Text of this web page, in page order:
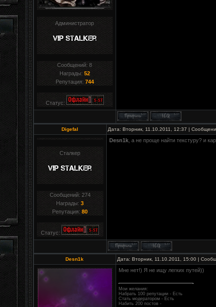
Администратор
Сообщений: 8
Награды: 52
Репутация: 744
Статус:
Digefal Дата: Вторник, 11.10.2011, 12:37 |
Сталкер
Сообщений: 274
Награды: 3
Репутация: 80
Статус:
Desn1k, а не проще найти текстуру? и
Desn1k Дата: Вторник, 11.10.2011, 15:00 |
Мне нет!) Я не ищу легких путей))
Мои желания:
Набрать 100 репутации - Есть
Стать модератором - Есть
Набить 200 постов -